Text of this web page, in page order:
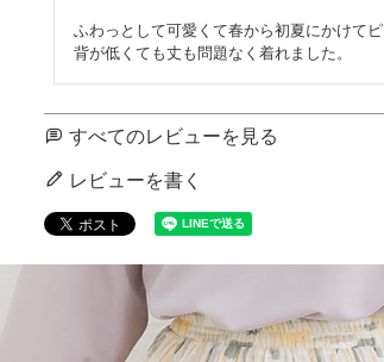
ふわっとして可愛くて春から初夏にかけてピ
背が低くても丈も問題なく着れました。
すべてのレビューを見る
レビューを書く